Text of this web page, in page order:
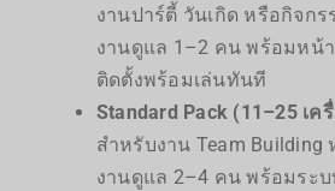
งานปาร์ตี้ วันเกิด หรือกิจก
งานดูแล 1–2 คน พร้อมหน้
ติดตั้งพร้อมเล่นทันที
Standard Pack (11–25 เค
สำหรับงาน Team
งานดูแล 2–4 คน พร้อมระ